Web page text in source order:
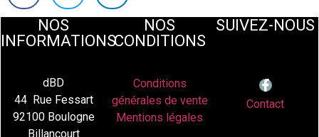
NOS
INFORMATIONS
dBD
44 Rue Fessart
92100 Boulogne
Billancourt
NOS
CONDITIONS
Conditions
générales de vente
Mentions légales
SUIVEZ-NOUS
Contact